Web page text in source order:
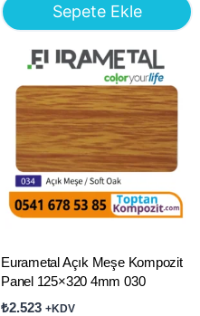
Sepete Ekle
Eurametal Açık Meşe Kompozit
Panel 125×320 4mm 030
₺2.523 +KDV